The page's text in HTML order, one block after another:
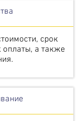
срок
оплаты, а также